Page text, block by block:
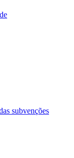
subvenções